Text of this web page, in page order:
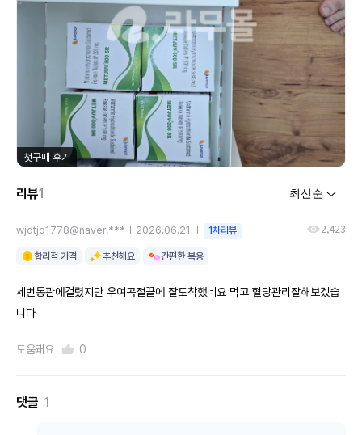
첫구매 후기
리뷰1
wjdtjq1778@naver.*** 2026.06.21 1차리뷰 2,423
합리적 가격 추천해요 간편한 복용
세번통관에걸렸지만 우여곡절끝에 잘도착했네요 먹고 혈당관리잘해보겠습
니다
도움돼요 0
댓글 1